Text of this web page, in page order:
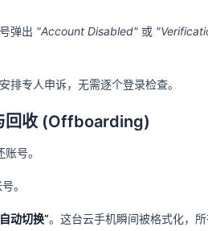
弹出 "Account Disabled" 或
排专人申诉，无需逐个登录检查。
回收 (Offboarding)
号。
。
动切换”。这台云手机瞬间被格式化，